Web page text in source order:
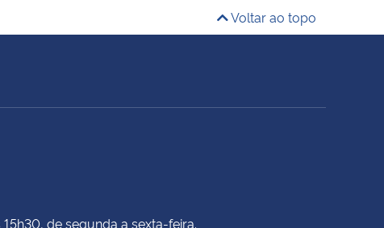
Voltar ao topo
de segunda a sexta-feira.